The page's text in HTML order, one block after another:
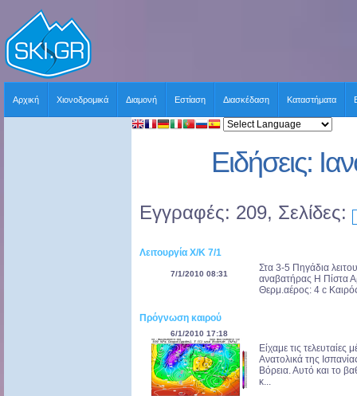
Αρχική Χιονοδρομικά Διαμονή Εστίαση Διασκέδαση Καταστήματα
Ειδήσεις:
Εγγραφές: 209, Σελίδες:
Λειτουργία Χ/Κ 7/1
7/1/2010 08:31
Στα 3-5 Πηγάδια
αναβατήρας Η Πίστα
Θερμ.αέρος: 4 c
Πρόγνωση καιρού
6/1/2010 17:18
Είχαμε τις
Ανατολικά της
Βόρεια. Αυτό και το
κ...